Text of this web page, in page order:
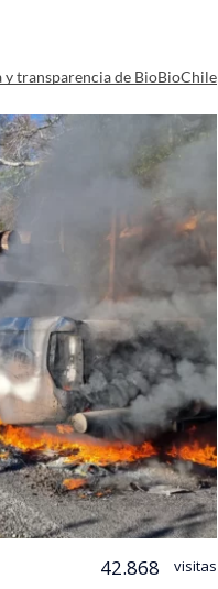
y transparencia de BioBioChile
42.868 visitas